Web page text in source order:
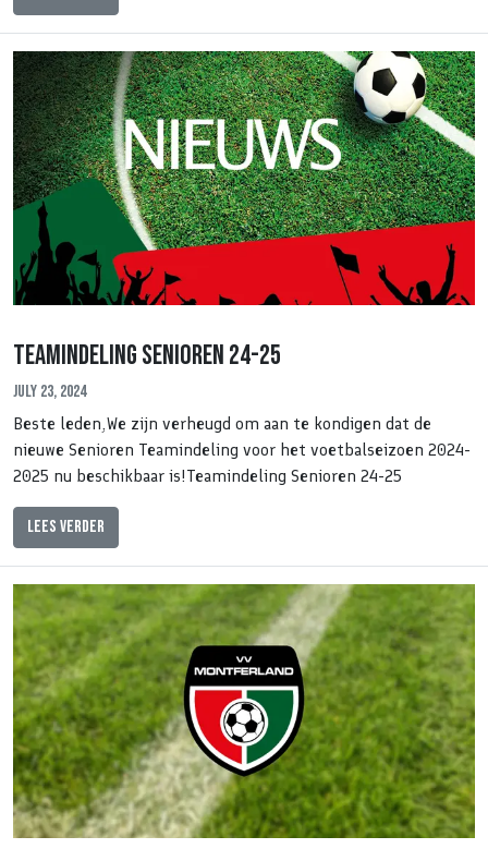
Teamindeling Senioren 24-25
July 23, 2024
Beste leden,We zijn verheugd om aan te kondigen dat de
nieuwe Senioren Teamindeling voor het voetbalseizoen 2024-
2025 nu beschikbaar is!Teamindeling Senioren 24-25
Lees verder